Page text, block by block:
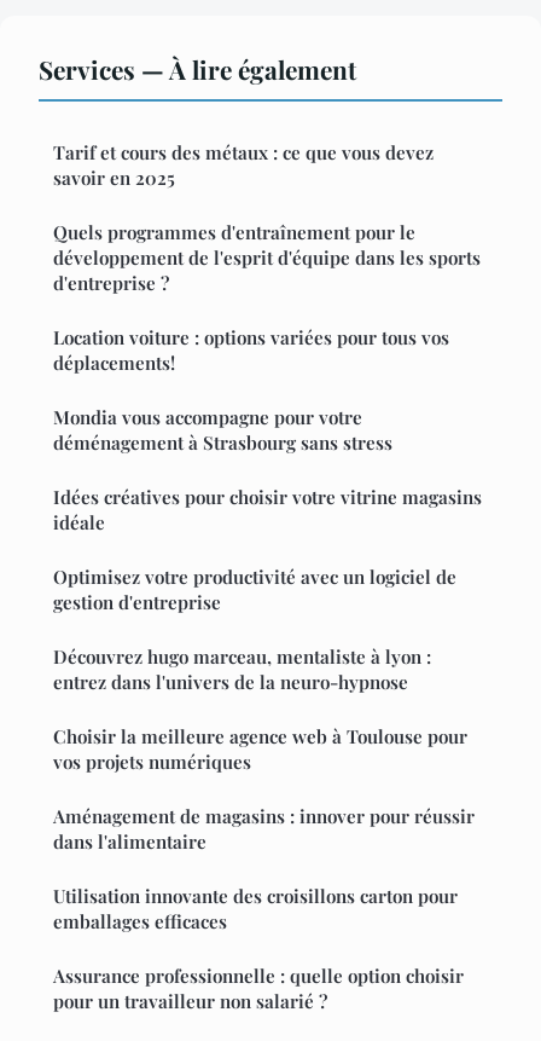
Services — À lire également
Tarif et cours des métaux : ce que vous devez
savoir en 2025
Quels programmes d'entraînement pour le
développement de l'esprit d'équipe dans les sports
d'entreprise ?
Location voiture : options variées pour tous vos
déplacements!
Mondia vous accompagne pour votre
déménagement à Strasbourg sans stress
Idées créatives pour choisir votre vitrine magasins
idéale
Optimisez votre productivité avec un logiciel de
gestion d'entreprise
Découvrez hugo marceau, mentaliste à lyon :
entrez dans l'univers de la neuro-hypnose
Choisir la meilleure agence web à Toulouse pour
vos projets numériques
Aménagement de magasins : innover pour réussir
dans l'alimentaire
Utilisation innovante des croisillons carton pour
emballages efficaces
Assurance professionnelle : quelle option choisir
pour un travailleur non salarié ?